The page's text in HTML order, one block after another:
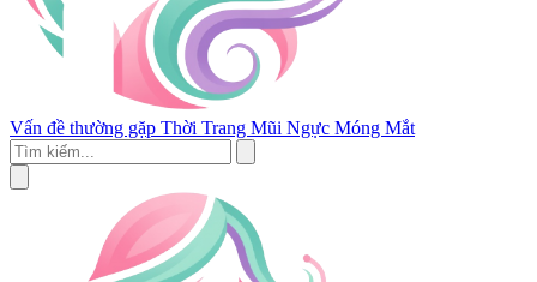
Vấn đề thường gặp Thời Trang Mũi Ngực Móng Mắt